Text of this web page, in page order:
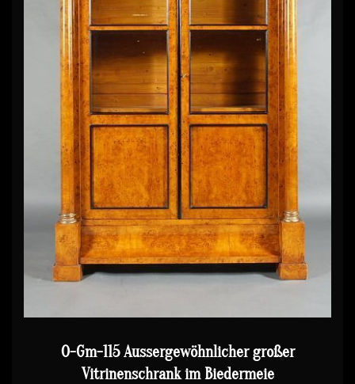
O-Gm-115 Aussergewöhnlicher großer
Vitrinenschrank im Biedermeie